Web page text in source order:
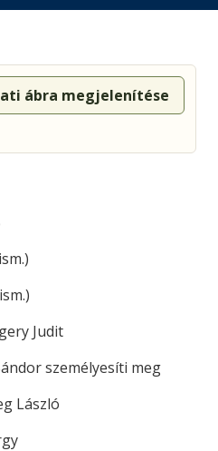
ábra megjelenítése
Judit
személyesíti meg
László